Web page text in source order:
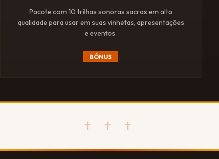
Pacote com 10 trilhas sonoras sacras em alta
qualidade para usar em suas vinhetas, apresentações
e eventos.
BÔNUS
✝ ✝ ✝